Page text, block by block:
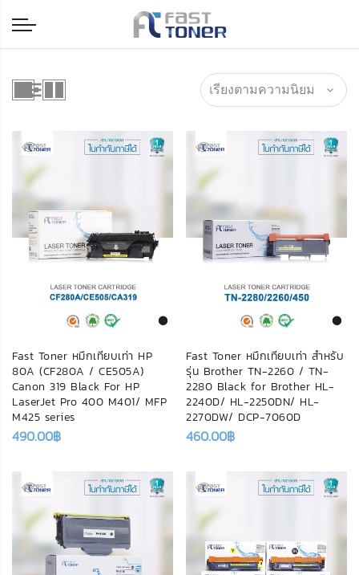
Fast Toner หมึกเทียบเท่า HP
80A (CF280A / CE505A)
Canon 319 Black For HP
LaserJet Pro 400 M401/ MFP
M425 series
490.00฿
Fast Toner หมึกเทียบเท่า สำหรับ
รุ่น Brother TN-2260 / TN-
2280 Black for Brother HL-
2240D/ HL-2250DN/ HL-
2270DW/ DCP-7060D
460.00฿